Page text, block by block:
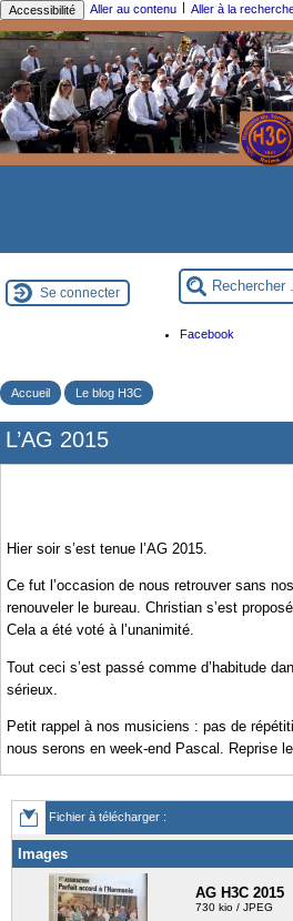
Accessibilité Aller au contenu | Aller à la
Se connecter
Facebook
Accueil Le blog H3C
L’AG 2015
Hier soir s’est tenue l’AG 2015.
Ce fut l’occasion de nous retrouver sans
renouveler le bureau. Christian s’est
Cela a été voté à l’unanimité.
Tout ceci s’est passé comme d’habitude
sérieux.
Petit rappel à nos musiciens : pas de
nous serons en week-end Pascal. Reprise le
Fichier à télécharger :
Images
AG H3C 2015
730 kio / JPEG